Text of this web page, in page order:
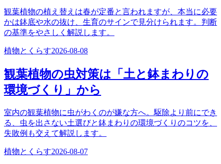
観葉植物の植え替えは春が定番と言われますが、本当に必要
かは鉢底や水の抜け、生育のサインで見分けられます。判断
の基準をやさしく解説します。
植物とくらす2026-08-08
観葉植物の虫対策は「土と鉢まわりの
環境づくり」から
室内の観葉植物に虫がわくのが嫌な方へ。駆除より前にでき
る、虫を出さない土選びと鉢まわりの環境づくりのコツを、
失敗例も交えて解説します。
植物とくらす2026-08-07